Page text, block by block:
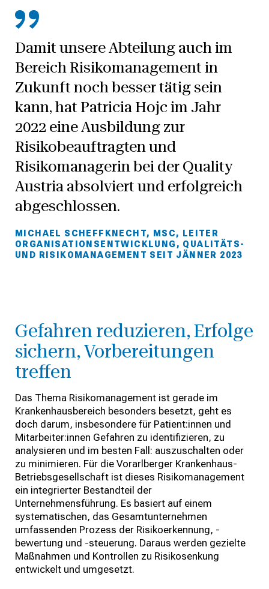
Damit unsere Abteilung auch im
Bereich Risikomanagement in
Zukunft noch besser tätig sein
kann, hat Patricia Hojc im Jahr
2022 eine Ausbildung zur
Risikobeauftragten und
Risikomanagerin bei der Quality
Austria absolviert und erfolgreich
abgeschlossen.
MICHAEL SCHEFFKNECHT, MSC, LEITER
ORGANISATIONSENTWICKLUNG, QUALITÄTS-
UND RISIKOMANAGEMENT SEIT JÄNNER 2023
Gefahren reduzieren, Erfolge
sichern, Vorbereitungen
treffen
Das Thema Risikomanagement ist gerade im
Krankenhausbereich besonders besetzt, geht es
doch darum, insbesondere für Patient:innen und
Mitarbeiter:innen Gefahren zu identifizieren, zu
analysieren und im besten Fall: auszuschalten oder
zu minimieren. Für die Vorarlberger Krankenhaus-
Betriebsgesellschaft ist dieses Risikomanagement
ein integrierter Bestandteil der
Unternehmensführung. Es basiert auf einem
systematischen, das Gesamtunternehmen
umfassenden Prozess der Risikoerkennung, -
bewertung und -steuerung. Daraus werden gezielte
Maßnahmen und Kontrollen zu Risikosenkung
entwickelt und umgesetzt.